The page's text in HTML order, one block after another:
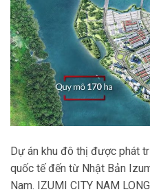
Dự án khu đô thị được phát
quốc tế đến từ Nhật Bản
Nam. IZUMI CITY NAM